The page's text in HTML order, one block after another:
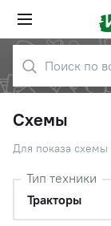
Схемы
Для показа
Тип техники
Тракторы